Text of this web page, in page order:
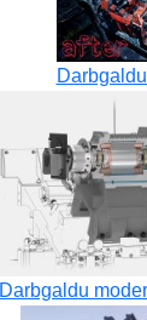
Darbgaldu